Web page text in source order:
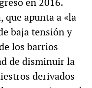
que apunta a «la
baja tensión y
los barrios
de disminuir la
derivados